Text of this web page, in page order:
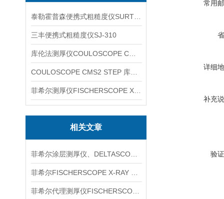
三丰便携式粗糙度仪SJ-310
相关文章
常用
详细
补充
验